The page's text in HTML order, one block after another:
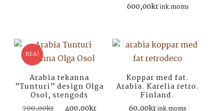
600,00krink.moms
REA!
Arabia tekanna
”Tunturi” design Olga
Osol, stengods
700,00kr Det
400,00kr
Koppar med fat.
Arabia. Karelia retro.
Finland.
60,00krink.moms